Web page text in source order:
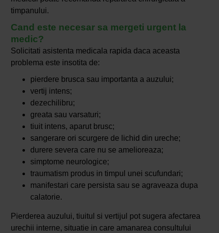
timpanului.
Cand este necesar sa mergeti urgent la
medic?
Solicitati asistenta medicala rapida daca aceasta
problema este insotita de:
pierdere brusca sau importanta a auzului;
vertij intens;
dezechilibru;
greata sau varsaturi;
tiuit intens, aparut brusc;
sangerare ori scurgere de lichid din ureche;
durere severa care nu se amelioreaza;
simptome neurologice;
traumatism produs in timpul unei scufundari;
manifestari care persista sau se agraveaza dupa
calatorie.
Pierderea auzului, tiuitul si vertijul pot sugera afectarea
urechii interne, situatie in care amanarea consultului